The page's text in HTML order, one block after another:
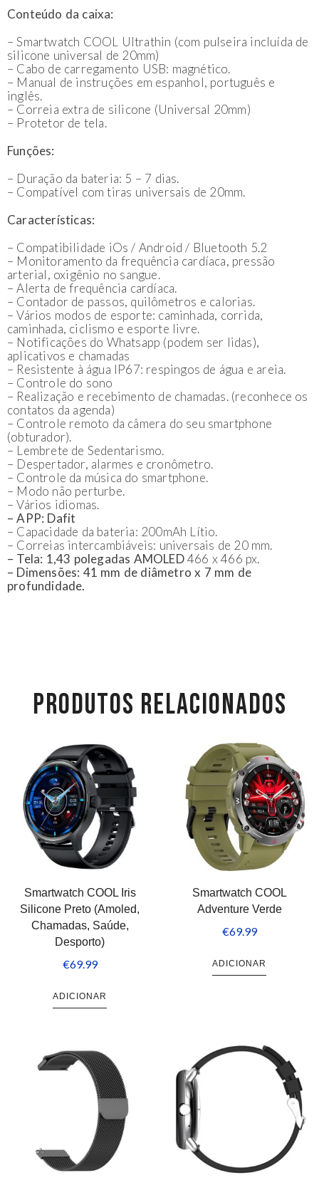
Conteúdo da caixa:
– Smartwatch COOL Ultrathin (com pulseira incluída de
silicone universal de 20mm)
– Cabo de carregamento USB: magnético.
– Manual de instruções em espanhol, português e
inglês.
– Correia extra de silicone (Universal 20mm)
– Protetor de tela.
Funções:
– Duração da bateria: 5 – 7 dias.
– Compatível com tiras universais de 20mm.
Características:
– Compatibilidade iOs / Android / Bluetooth 5.2
– Monitoramento da frequência cardíaca, pressão
arterial, oxigênio no sangue.
– Alerta de frequência cardíaca.
– Contador de passos, quilômetros e calorias.
– Vários modos de esporte: caminhada, corrida,
caminhada, ciclismo e esporte livre.
– Notificações do Whatsapp (podem ser lidas),
aplicativos e chamadas
– Resistente à água IP67: respingos de água e areia.
– Controle do sono
– Realização e recebimento de chamadas. (reconhece os
contatos da agenda)
– Controle remoto da câmera do seu smartphone
(obturador).
– Lembrete de Sedentarismo.
– Despertador, alarmes e cronômetro.
– Controle da música do smartphone.
– Modo não perturbe.
– Vários idiomas.
– APP: Dafit
– Capacidade da bateria: 200mAh Lítio.
– Correias intercambiáveis: universais de 20 mm.
– Tela: 1,43 polegadas AMOLED466 x 466 px.
– Dimensões: 41 mm de diâmetro x 7 mm de
profundidade.
PRODUTOS RELACIONADOS
Smartwatch COOL Iris
Silicone Preto (Amoled,
Chamadas, Saúde,
Desporto)
€69.99
ADICIONAR
Smartwatch COOL
Adventure Verde
€69.99
ADICIONAR